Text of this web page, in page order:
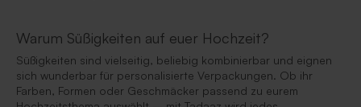
Warum Süßigkeiten auf euer Hochzeit?
Süßigkeiten sind vielseitig, beliebig kombinierbar und eignen
sich wunderbar für personalisierte Verpackungen. Ob ihr
Farben, Formen oder Geschmäcker passend zu eurem